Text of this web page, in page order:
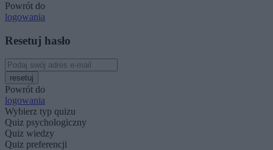
Powrót do
logowania
Resetuj hasło
resetuj
Powrót do
logowania
Wybierz typ quizu
Quiz psychologiczny
Quiz wiedzy
Quiz preferencji